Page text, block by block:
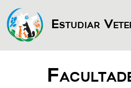
Estudiar